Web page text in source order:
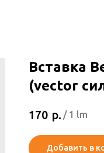
Вставка
(vector
170 р. / 1 lm
Добавить в